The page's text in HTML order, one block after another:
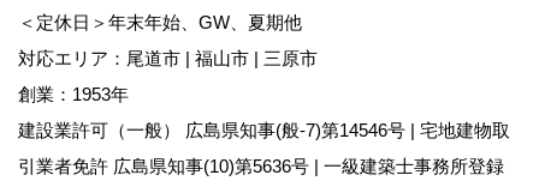
＜定休日＞年末年始、GW、夏期他
対応エリア：尾道市 | 福山市 | 三原市
創業：1953年
建設業許可（一般） 広島県知事(般-7)第14546号 | 宅地建物取
引業者免許 広島県知事(10)第5636号 | 一級建築士事務所登録